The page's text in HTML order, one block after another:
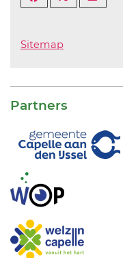
Sitemap
Partners